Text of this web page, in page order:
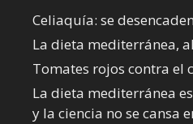
Celiaquía: se
La dieta mediterránea,
Tomates rojos contra el
La dieta mediterránea
y la ciencia no se cansa